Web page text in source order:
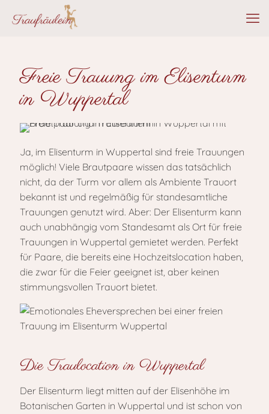
Freie Trauung im Elisenturm
in Wuppertal
Ja, im Elisenturm in Wuppertal sind freie Trauungen
möglich! Viele Brautpaare wissen das tatsächlich
nicht, da der Turm vor allem als Ambiente Trauort
bekannt ist und regelmäßig für standesamtliche
Trauungen genutzt wird. Aber: Der Elisenturm kann
auch unabhängig vom Standesamt als Ort für freie
Trauungen in Wuppertal gemietet werden. Perfekt
für Paare, die bereits eine Hochzeitslocation haben,
die zwar für die Feier geeignet ist, aber keinen
stimmungsvollen Trauort bietet.
Die Traulocation in Wuppertal
Der Elisenturm liegt mitten auf der Elisenhöhe im
Botanischen Garten in Wuppertal und ist schon von